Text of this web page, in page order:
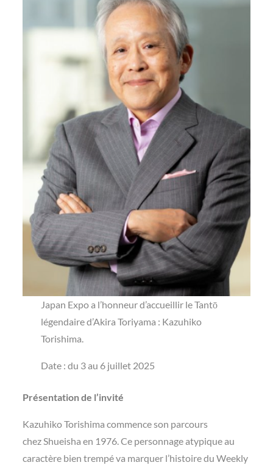
Japan Expo a l’honneur d’accueillir le Tantō
légendaire d’Akira Toriyama : Kazuhiko
Torishima.
Date : du 3 au 6 juillet 2025
Présentation de l’invité
Kazuhiko Torishima commence son parcours
chez Shueisha en 1976. Ce personnage atypique au
caractère bien trempé va marquer l’histoire du Weekly